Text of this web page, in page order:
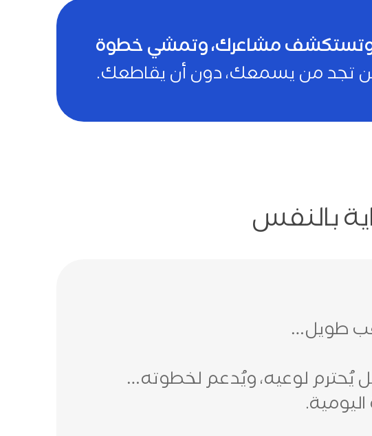
وتستكشف مشاعرك، وتمشي خطوة
تجد من يسمعك، دون أن يقاطعك.
بالنفس
طويل…
يُحترم لوعيه، ويُدعم لخطوته…